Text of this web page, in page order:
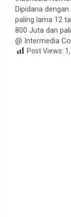
Dipidana
paling lama 12
800 Juta dan
@ Intermedia
Post Views: